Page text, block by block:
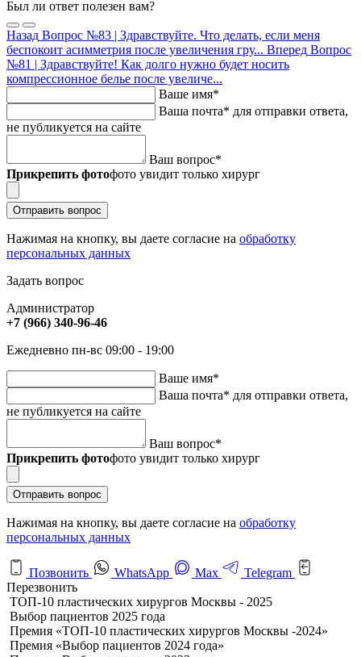
Был ли ответ полезен вам?
Назад Вопрос №83 | Здравствуйте. Что делать, если меня
беспокоит асимметрия после увеличения гру... Вперед Вопрос
№81 | Здравствуйте! Как долго нужно будет носить
компрессионное белье после увеличе...
Ваше имя*
Ваша почта* для отправки ответа,
не публикуется на сайте
Ваш вопрос*
Прикрепить фотофото увидит только хирург
Отправить вопрос
Нажимая на кнопку, вы даете согласие на обработку
персональных данных
Задать вопрос
Администратор
+7 (966) 340-96-46
Ежедневно пн-вс 09:00 - 19:00
Ваше имя*
Ваша почта* для отправки ответа,
не публикуется на сайте
Ваш вопрос*
Прикрепить фотофото увидит только хирург
Отправить вопрос
Нажимая на кнопку, вы даете согласие на обработку
персональных данных
Позвонить WhatsApp Max
Telegram
Перезвонить
ТОП-10 пластических хирургов Москвы - 2025
Выбор пациентов 2025 года
Премия «ТОП-10 пластических хирургов Москвы -2024»
Премия «Выбор пациентов 2024 года»